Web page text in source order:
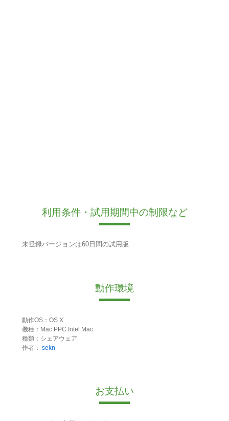
利用条件・試用期間中の制限など
未登録バージョンは60日間の試用版
動作環境
動作OS：OS X
機種：Mac PPC Intel Mac
種類：シェアウェア
作者： sekn
お支払い